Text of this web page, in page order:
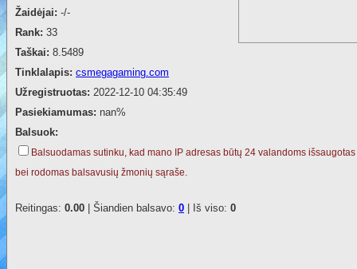
Žaidėjai: -/-
Rank: 33
Taškai: 8.5489
Tinklalapis: csmegagaming.com
Užregistruotas: 2022-12-10 04:35:49
Pasiekiamumas: nan%
Balsuok:
Balsuodamas sutinku, kad mano IP adresas būtų 24 valandoms išsaugotas
bei rodomas balsavusių žmonių sąraše.
Reitingas: 0.00 | Šiandien balsavo: 0 | Iš viso: 0